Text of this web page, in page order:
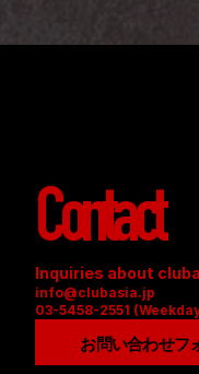
Contact
Inquiries about
info@clubasia.jp
03-5458-2551
お問い合わせフ